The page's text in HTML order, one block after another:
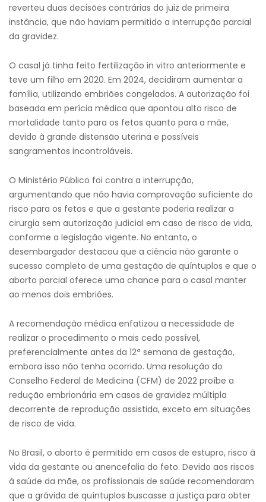
reverteu duas decisões contrárias do juiz de primeira
instância, que não haviam permitido a interrupção parcial
da gravidez.
O casal já tinha feito fertilização in vitro anteriormente e
teve um filho em 2020. Em 2024, decidiram aumentar a
família, utilizando embriões congelados. A autorização foi
baseada em perícia médica que apontou alto risco de
mortalidade tanto para os fetos quanto para a mãe,
devido à grande distensão uterina e possíveis
sangramentos incontroláveis.
O Ministério Público foi contra a interrupção,
argumentando que não havia comprovação suficiente do
risco para os fetos e que a gestante poderia realizar a
cirurgia sem autorização judicial em caso de risco de vida,
conforme a legislação vigente. No entanto, o
desembargador destacou que a ciência não garante o
sucesso completo de uma gestação de quíntuplos e que o
aborto parcial oferece uma chance para o casal manter
ao menos dois embriões.
A recomendação médica enfatizou a necessidade de
realizar o procedimento o mais cedo possível,
preferencialmente antes da 12ª semana de gestação,
embora isso não tenha ocorrido. Uma resolução do
Conselho Federal de Medicina (CFM) de 2022 proíbe a
redução embrionária em casos de gravidez múltipla
decorrente de reprodução assistida, exceto em situações
de risco de vida.
No Brasil, o aborto é permitido em casos de estupro, risco à
vida da gestante ou anencefalia do feto. Devido aos riscos
à saúde da mãe, os profissionais de saúde recomendaram
que a grávida de quíntuplos buscasse a justiça para obter